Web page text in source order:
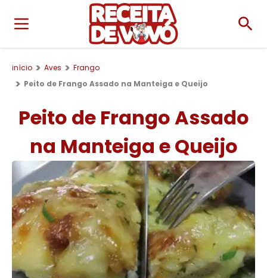
início Aves
Frango
Peito de Frango Assado na Manteiga e Queijo
Peito de Frango Assado
na Manteiga e Queijo